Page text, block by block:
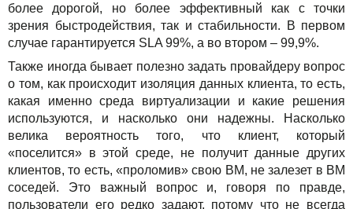
более дорогой, но более эффективный как с точки
зрения быстродействия, так и стабильности. В первом
случае гарантируется SLA 99%, а во втором – 99,9%.
Также иногда бывает полезно задать провайдеру вопрос
о том, как происходит изоляция данных клиента, то есть,
какая именно среда виртуализации и какие решения
используются, и насколько они надежны. Насколько
велика вероятность того, что клиент, который
«поселится» в этой среде, не получит данные других
клиентов, то есть, «проломив» свою ВМ, не залезет в ВМ
соседей. Это важный вопрос и, говоря по правде,
пользователи его редко задают, потому что не всегда